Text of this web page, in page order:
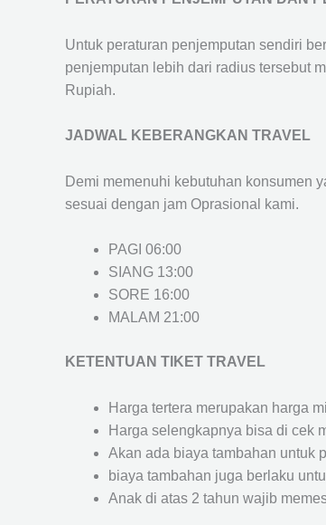
Untuk peraturan penjemputan sendiri
penjemputan lebih dari radius tersebut
Rupiah.
JADWAL KEBERANGKAN TRAVEL
Demi memenuhi kebutuhan konsumen
sesuai dengan jam Oprasional kami.
PAGI 06:00
SIANG 13:00
SORE 16:00
MALAM 21:00
KETENTUAN TIKET TRAVEL
Harga tertera merupakan harga
Harga selengkapnya bisa di cek
Akan ada biaya tambahan untuk
biaya tambahan juga berlaku
Anak di atas 2 tahun wajib